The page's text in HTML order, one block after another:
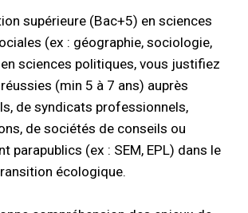
supérieure (Bac+5) en sciences
(ex : géographie, sociologie,
sciences politiques, vous justifiez
(min 5 à 7 ans) auprès
de syndicats professionnels,
de sociétés de conseils ou
parapublics (ex : SEM, EPL) dans le
écologique.